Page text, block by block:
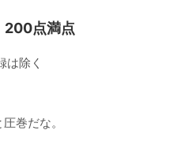
点満点
は除く
巻だな。